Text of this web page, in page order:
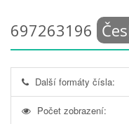
697263196
Další formáty čísla:
Počet zobrazení: